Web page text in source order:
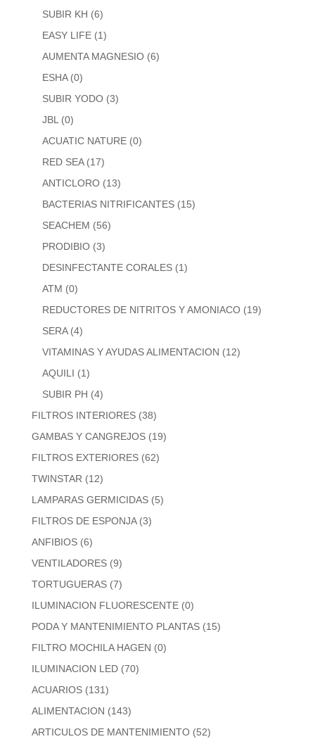
SUBIR KH (6)
EASY LIFE (1)
AUMENTA MAGNESIO (6)
ESHA (0)
SUBIR YODO (3)
JBL (0)
ACUATIC NATURE (0)
RED SEA (17)
ANTICLORO (13)
BACTERIAS NITRIFICANTES (15)
SEACHEM (56)
PRODIBIO (3)
DESINFECTANTE CORALES (1)
ATM (0)
REDUCTORES DE NITRITOS Y AMONIACO (19)
SERA (4)
VITAMINAS Y AYUDAS ALIMENTACION (12)
AQUILI (1)
SUBIR PH (4)
FILTROS INTERIORES (38)
GAMBAS Y CANGREJOS (19)
FILTROS EXTERIORES (62)
TWINSTAR (12)
LAMPARAS GERMICIDAS (5)
FILTROS DE ESPONJA (3)
ANFIBIOS (6)
VENTILADORES (9)
TORTUGUERAS (7)
ILUMINACION FLUORESCENTE (0)
PODA Y MANTENIMIENTO PLANTAS (15)
FILTRO MOCHILA HAGEN (0)
ILUMINACION LED (70)
ACUARIOS (131)
ALIMENTACION (143)
ARTICULOS DE MANTENIMIENTO (52)